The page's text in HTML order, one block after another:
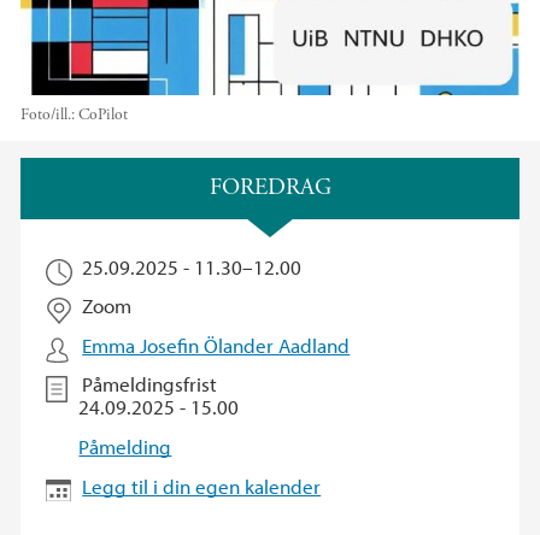
Foto/ill.:CoPilot
FOREDRAG
25.09.2025 - 11.30–12.00
Zoom
Emma Josefin Ölander Aadland
Påmeldingsfrist
24.09.2025 - 15.00
Påmelding
Legg til i din egen kalender